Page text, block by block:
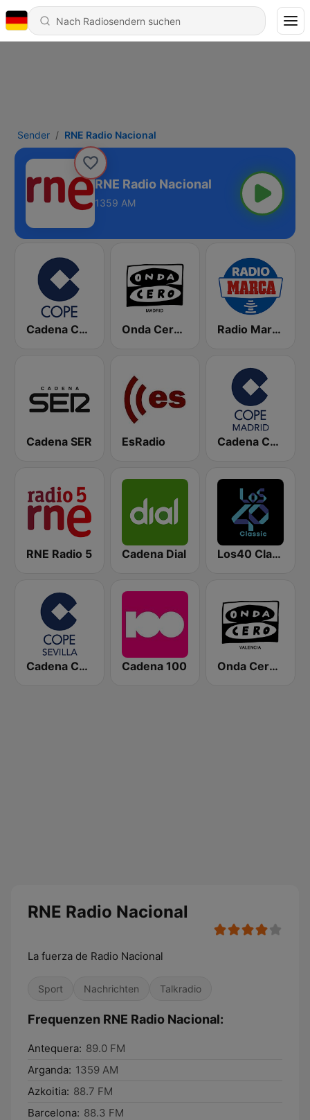
Sender RNE Radio Nacional
RNE Radio Nacional
1359 AM
Cadena COPE Onda Cero Madrid Radio Marca Nacional
Cadena SER EsRadio Cadena COPE Madrid
RNE Radio 5 Cadena Dial Los40 Classic
Cadena COPE Sevilla Cadena 100 Onda Cero Valencia
RNE Radio Nacional
La fuerza de Radio Nacional
Sport Nachrichten Talkradio
Frequenzen RNE Radio Nacional:
Antequera: 89.0 FM
Arganda: 1359 AM
Azkoitia: 88.7 FM
Barcelona: 88.3 FM